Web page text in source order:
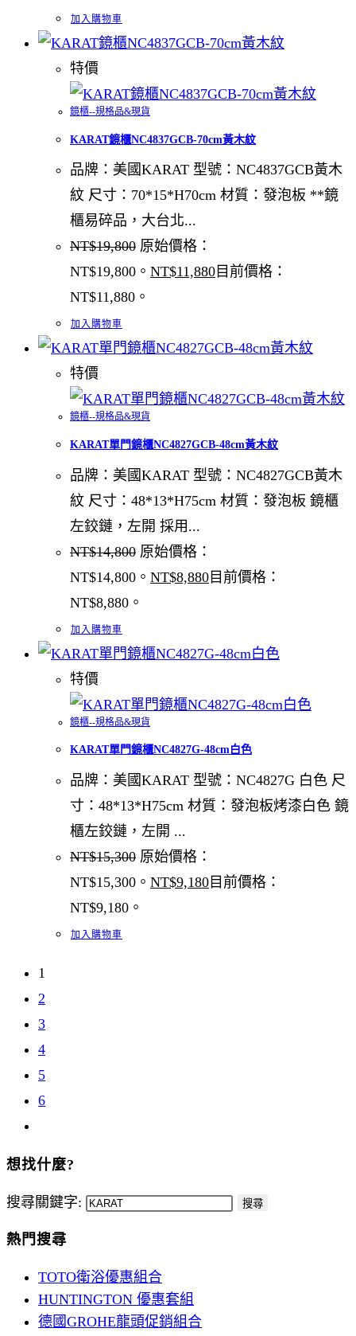
加入購物車
特價
鏡櫃--規格品&現貨
KARAT鏡櫃NC4837GCB-70cm黃木紋
品牌：美國KARAT 型號：NC4837GCB黃木
紋 尺寸：70*15*H70cm 材質：發泡板 **鏡
櫃易碎品，大台北...
NT$19,800 原始價格：
NT$19,800。 NT$11,880 目前價格：
NT$11,880。
加入購物車
特價
鏡櫃--規格品&現貨
KARAT單門鏡櫃NC4827GCB-48cm黃木紋
品牌：美國KARAT 型號：NC4827GCB黃木
紋 尺寸：48*13*H75cm 材質：發泡板 鏡櫃
左鉸鏈，左開 採用...
NT$14,800 原始價格：
NT$14,800。 NT$8,880 目前價格：
NT$8,880。
加入購物車
特價
鏡櫃--規格品&現貨
KARAT單門鏡櫃NC4827G-48cm白色
品牌：美國KARAT 型號：NC4827G 白色 尺
寸：48*13*H75cm 材質：發泡板烤漆白色 鏡
櫃左鉸鏈，左開 ...
NT$15,300 原始價格：
NT$15,300。 NT$9,180 目前價格：
NT$9,180。
加入購物車
1
2
3
4
5
6
想找什麼?
搜尋關鍵字: 搜尋
熱門搜尋
TOTO衛浴優惠組合
HUNTINGTON 優惠套組
德國GROHE龍頭促銷組合